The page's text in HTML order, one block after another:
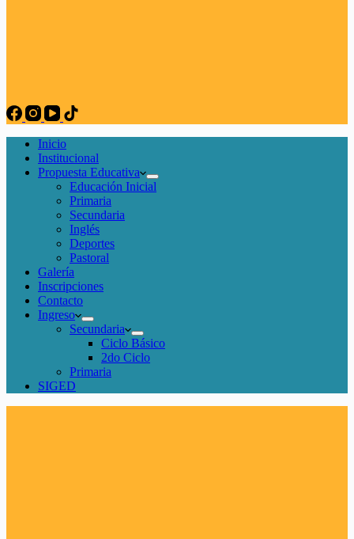
Inicio
Institucional
Propuesta Educativa
Educación Inicial
Primaria
Secundaria
Inglés
Deportes
Pastoral
Galería
Inscripciones
Contacto
Ingreso
Secundaria
Ciclo Básico
2do Ciclo
Primaria
SIGED